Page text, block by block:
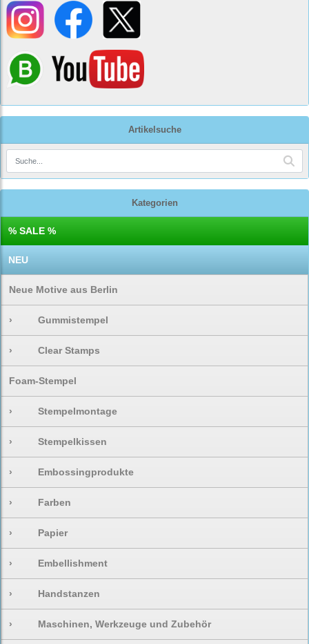
Artikelsuche
Kategorien
% SALE %
NEU
Neue Motive aus Berlin
› Gummistempel
› Clear Stamps
Foam-Stempel
› Stempelmontage
› Stempelkissen
› Embossingprodukte
› Farben
› Papier
› Embellishment
› Handstanzen
› Maschinen, Werkzeuge und Zubehör